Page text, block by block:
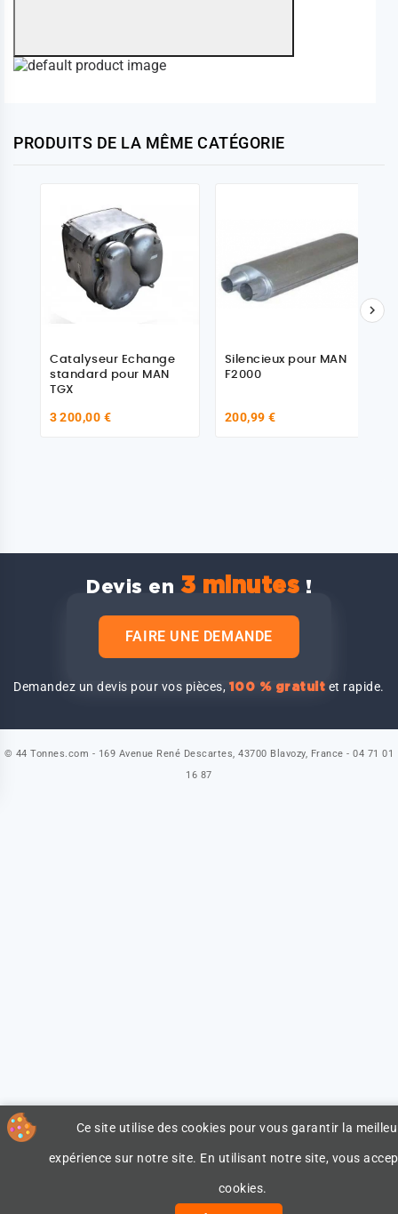
PRODUITS DE LA MÊME CATÉGORIE
Catalyseur Echange
standard pour MAN
TGX
3 200,00 €
Silencieux pour MAN
F2000
200,99 €

Devis en 3 minutes !
FAIRE UNE DEMANDE
Demandez un devis pour vos pièces,100 % gratuit et rapide.
Ce site utilise des cookies pour vous garantir la
expérience sur notre site. En utilisant notre site, vous
cookies.
© 44 Tonnes.com - 169 Avenue René Descartes, 43700 Blavozy, France - 04 71 01
16 87